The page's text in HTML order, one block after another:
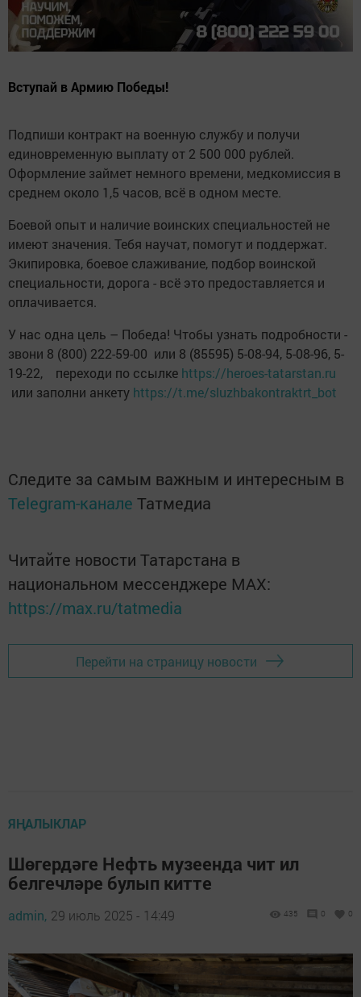
Вступай в Армию Победы!
Подпиши контракт на военную службу и получи
единовременную выплату от 2 500 000 рублей.
Оформление займет немного времени, медкомиссия в
среднем около 1,5 часов, всё в одном месте.
Боевой опыт и наличие воинских специальностей не
имеют значения. Тебя научат, помогут и поддержат.
Экипировка, боевое слаживание, подбор воинской
специальности, дорога - всё это предоставляется и
оплачивается.
У нас одна цель – Победа! Чтобы узнать подробности -
звони 8 (800) 222-59-00 или 8 (85595) 5-08-94, 5-08-96, 5-
19-22, переходи по ссылке https://heroes-tatarstan.ru
или заполни анкету https://t.me/sluzhbakontraktrt_bot
Следите за самым важным и интересным в
Telegram-канале Татмедиа
Читайте новости Татарстана в
национальном мессенджере MАХ:
https://max.ru/tatmedia
Перейти на страницу новости
ЯҢАЛЫКЛАР
Шөгердәге Нефть музеенда чит ил
белгечләре булып китте
admin, 29 июль 2025 - 14:49 435 0 0